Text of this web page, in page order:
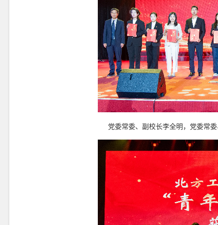
党委常委、副校长李全明，党委常